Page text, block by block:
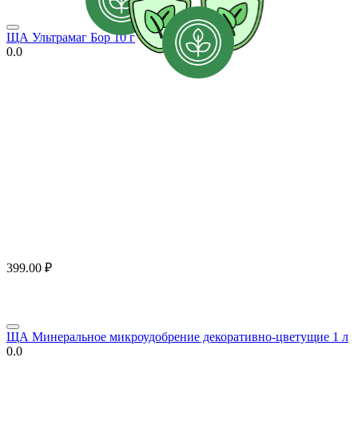
ЩА Ультрамаг Бор 10 г
0.0
399.00 ₽
ЩА Минеральное микроудобрение декоративно-цветущие 1 л
0.0